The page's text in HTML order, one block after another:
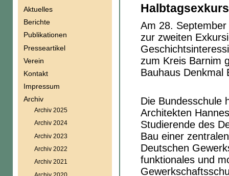
Am 28.
zur zweiten
zum Kreis Barnim
Bauhaus Denkmal
Die Bundesschule
Architekten
Studierende des
Bau einer
Deutschen
funktionales und
Aktuelles
Berichte
Publikationen
Presseartikel
Verein
Kontakt
Impressum
Archiv
Archiv 2025
Archiv 2024
Archiv 2023
Archiv 2022
Archiv 2021
Archiv 2020